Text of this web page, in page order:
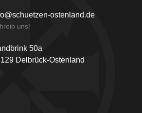
ostenland.de
uns!
50a
Delbrück-Ostenland